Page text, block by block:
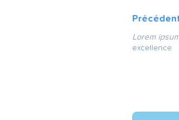
Lorem
excellence